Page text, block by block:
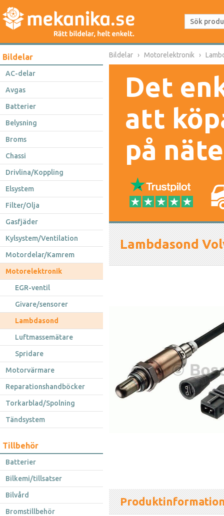
Bildelar
AC-delar
Avgas
Batterier
Belysning
Broms
Chassi
Drivlina/Koppling
Elsystem
Filter/Olja
Gasfjäder
Kylsystem/Ventilation
Motordelar/Kamrem
Motorelektronik
EGR-ventil
Givare/sensorer
Lambdasond
Luftmassemätare
Spridare
Motorvärmare
Reparationshandböcker
Torkarblad/Spolning
Tändsystem
Tillbehör
Batterier
Bilkemi/tillsatser
Bilvård
Bromstillbehör
Bildelar Motorelektronik
Det
att
på
Lambdasond